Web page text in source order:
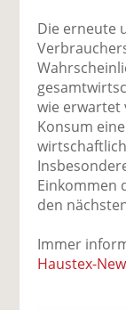
Die erneute
wie erwartet
Konsum
Einkommen
den
Immer
Haustex-